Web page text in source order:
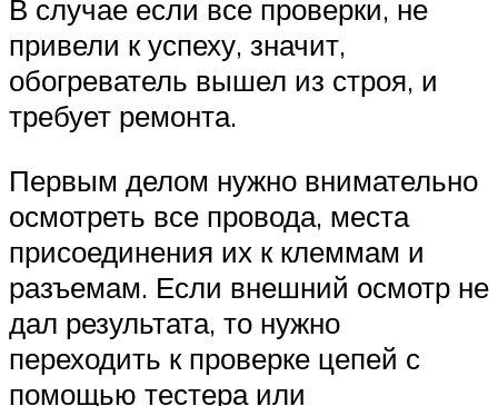
В случае если все проверки, не
привели к успеху, значит,
обогреватель вышел из строя, и
требует ремонта.
Первым делом нужно внимательно
осмотреть все провода, места
присоединения их к клеммам и
разъемам. Если внешний осмотр не
дал результата, то нужно
переходить к проверке цепей с
помощью тестера или